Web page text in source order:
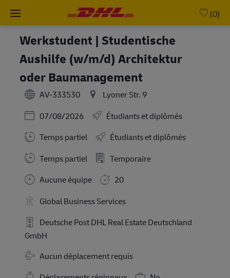
(0)
Werkstudent | Studentische
Aushilfe (w/m/d) Architektur
oder Baumanagement
AV-333530
Lyoner Str. 9
Posted Date
07/08/2026
Étudiants et diplômés
Temps partiel
Étudiants et diplômés
Working Hours
Temps partiel
Temporaire
Aucune équipe
20
Global Business Services
Deutsche Post DHL Real Estate Deutschland
GmbH
Travel Required
Aucun déplacement requis